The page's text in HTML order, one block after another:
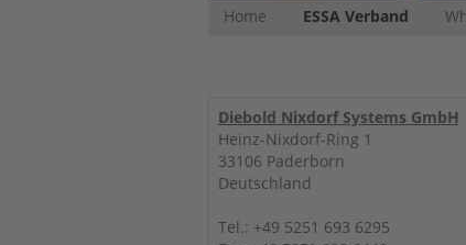
Home ESSA Verband
Diebold Nixdorf Systems GmbH
Heinz-Nixdorf-Ring 1
33106 Paderborn
Deutschland
Tel.: +49 5251 693 6295